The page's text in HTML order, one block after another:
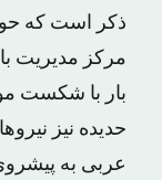
ذکر است که
مرکز مدیریت
بار با شکست
حدیده نیز
عربی به